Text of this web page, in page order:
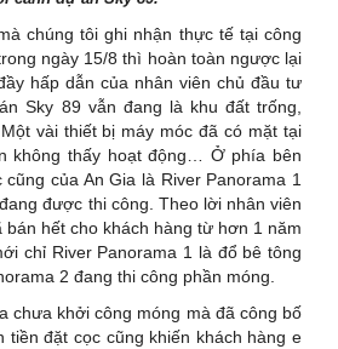
chúng tôi ghi nhận thực tế tại công
ngày 15/8 thì hoàn toàn ngược lại
hấp dẫn của nhân viên chủ đầu tư
Sky 89 vẫn đang là khu đất trống,
vài thiết bị máy móc đã có mặt tại
không thấy hoạt động… Ở phía bên
của An Gia là River Panorama 1
được thi công. Theo lời nhân viên
bán hết cho khách hàng từ hơn 1 năm
chỉ River Panorama 1 là đổ bê tông
2 đang thi công phần móng.
chưa khởi công móng mà đã công bố
tiền đặt cọc cũng khiến khách hàng e